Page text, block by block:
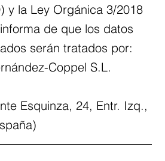
y la Ley Orgánica 3/2018
de que los datos
serán tratados por:
Coppel S.L.
Esquinza, 24, Entr. Izq.,